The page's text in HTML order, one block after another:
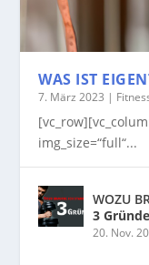
WAS IST
7. März 2023 |
img_size=“full“...
WOZU
3
20. Nov.